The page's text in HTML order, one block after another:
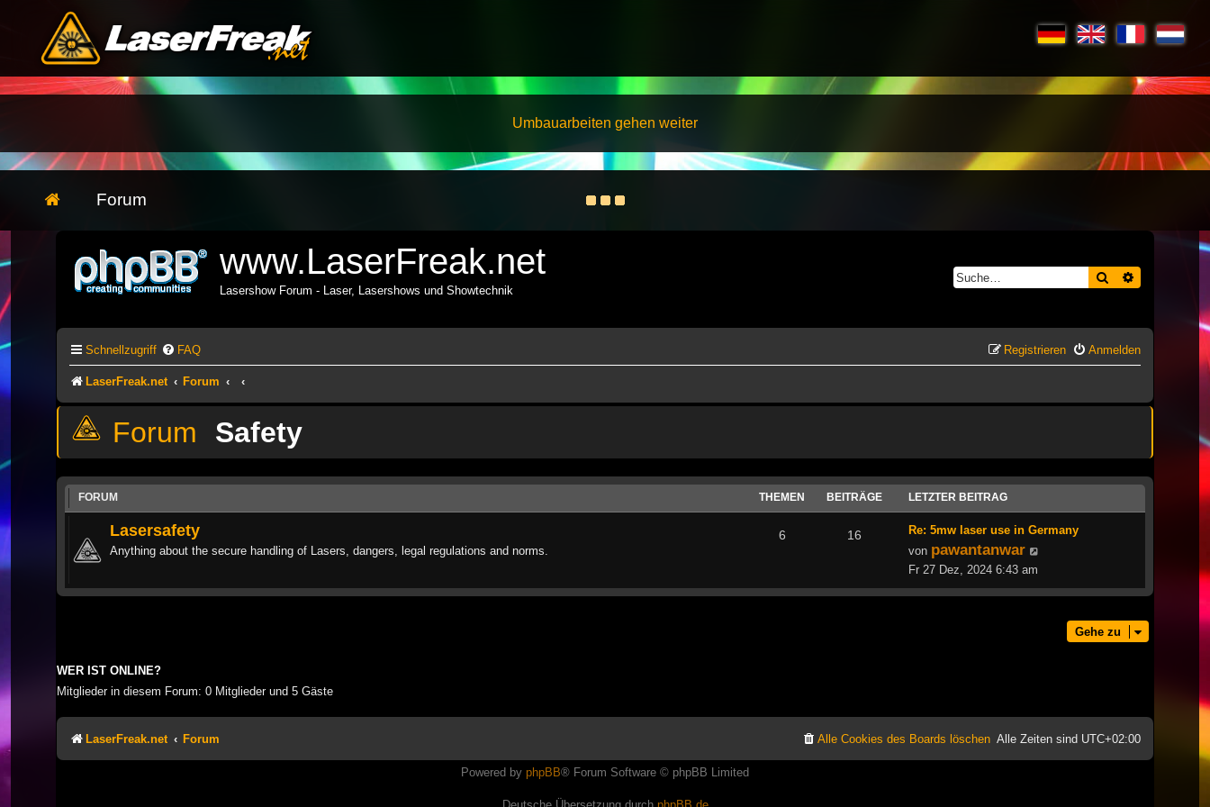
Umbauarbeiten gehen weiter
Forum
www.LaserFreak.net
Lasershow Forum - Laser, Lasershows und Showtechnik
Suche
Schnellzugriff FAQ Anmelden
Registrieren
LaserFreak.net Forum
Safety
FORUM THEMEN BEITRÄGE LETZTER BEITRAG
Lasersafety
Anything about the secure handling of Lasers, dangers, legal regulations and norms.
6 16
Re: 5mw laser use in Germany
von pawantanwar
Fr 27 Dez, 2024 6:43 am
Gehe zu
WER IST ONLINE?
Mitglieder in diesem Forum: 0 Mitglieder und 5 Gäste
LaserFreak.net Forum Alle Zeiten sind UTC+02:00
Alle Cookies des Boards löschen
Powered by phpBB® Forum Software © phpBB Limited